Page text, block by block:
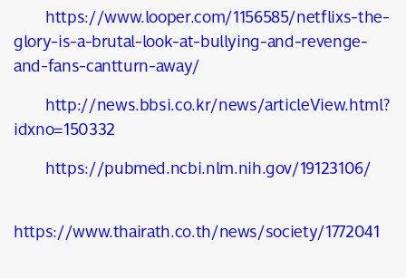
https://www.looper.com/1156585/netflixs-the-
glory-is-a-brutal-look-at-bullying-and-revenge-
and-fans-cantturn-away/
http://news.bbsi.co.kr/news/articleView.html?
idxno=150332
https://pubmed.ncbi.nlm.nih.gov/19123106/
https://www.thairath.co.th/news/society/1772041